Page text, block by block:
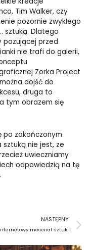
Tim Walker, czy
pozornie zwykłego
sztuką. Dlatego
przed
nie trafi do galerii,
Zorka Project
dojść do
druga to
tym obrazem się
po zakończonym
sztuką nie jest, ze
uwieczniamy
odpowiedzią na tę
NASTĘPNY
mecenat sztuki